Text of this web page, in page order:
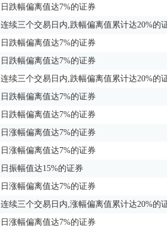
日跌幅偏离值达7%的证券
连续三个交易日内,跌幅偏离值累计达20%的
日跌幅偏离值达7%的证券
日跌幅偏离值达7%的证券
连续三个交易日内,跌幅偏离值累计达20%的
日跌幅偏离值达7%的证券
日跌幅偏离值达7%的证券
日涨幅偏离值达7%的证券
日涨幅偏离值达7%的证券
日振幅值达15%的证券
日涨幅偏离值达7%的证券
连续三个交易日内,涨幅偏离值累计达20%的
日涨幅偏离值达7%的证券